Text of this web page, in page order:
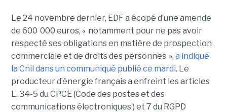
Le 24 novembre dernier, EDF a écopé d’une amende
de 600 000 euros, « notamment pour ne pas avoir
respecté ses obligations en matière de prospection
commerciale et de droits des personnes », a indiqué
la Cnil dans un communiqué publié ce mardi. Le
producteur d’énergie français a enfreint les articles
L. 34-5 du CPCE (Code des postes et des
communications électroniques ) et 7 du RGPD